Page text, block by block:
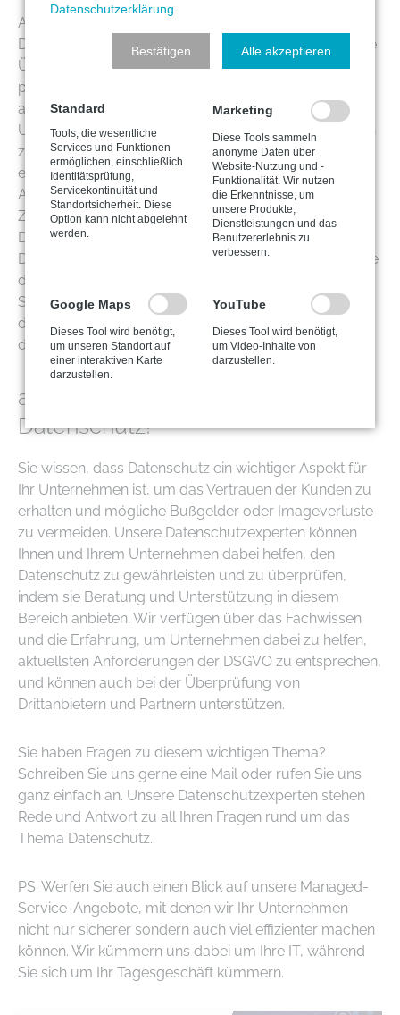
Als verantwortungsvolle und umsichtige
Datenschutzexperten steht selbstverständlich auch die
Überprüfung von Drittanbietern und Partnern, die mit
personenbezogenen Daten des Unternehmens
arbeiten, im Fokus unseres Handelns. Viele
Unternehmen arbeiten mit Drittanbietern oder Partnern
zusammen, um bestimmte Dienstleistungen zu
erbringen. Hierzu zählen unter anderem Cloud-
Anbieter, Marketing- oder Werbeagenturen oder
Zahlungsabwickler wie PayPal, Klarna usw. Diese
Drittanbieter können Zugang zu personenbezogenen
Daten haben und es ist wichtig sicherzustellen, dass sie
den Datenschutzvorschriften entsprechen. IT
Systemhäuser können diese Überprüfungen
durchführen und sicherstellen, dass die Drittanbieter
den Datenschutzanforderungen entsprechen.
aptaro kümmert sich um Ihren
Datenschutz!
Sie wissen, dass Datenschutz ein wichtiger Aspekt für
Ihr Unternehmen ist, um das Vertrauen der Kunden zu
erhalten und mögliche Bußgelder oder Imageverluste
zu vermeiden. Unsere Datenschutzexperten können
Ihnen und Ihrem Unternehmen dabei helfen, den
Datenschutz zu gewährleisten und zu überprüfen,
indem sie Beratung und Unterstützung in diesem
Bereich anbieten. Wir verfügen über das Fachwissen
und die Erfahrung, um Unternehmen dabei zu helfen,
aktuellsten Anforderungen der DSGVO zu entsprechen,
und können auch bei der Überprüfung von
Drittanbietern und Partnern unterstützen.
Sie haben Fragen zu diesem wichtigen Thema?
Schreiben Sie uns gerne eine Mail oder rufen Sie uns
ganz einfach an. Unsere Datenschutzexperten stehen
Rede und Antwort zu all Ihren Fragen rund um das
Thema Datenschutz.
PS: Werfen Sie auch einen Blick auf unsere Managed-
Service-Angebote, mit denen wir Ihr Unternehmen
nicht nur sicherer sondern auch viel effizienter machen
können. Wir kümmern uns dabei um Ihre IT, während
Sie sich um Ihr Tagesgeschäft kümmern.
Datenschutzerklärung
Bestätigen Alle akzeptieren
Standard
Tools, die wesentliche
Services und Funktionen
ermöglichen, einschließlich
Identitätsprüfung,
Servicekontinuität und
Standortsicherheit. Diese
Option kann nicht abgelehnt
werden.
Marketing
Diese Tools sammeln
anonyme Daten über
Website-Nutzung und -
Funktionalität. Wir nutzen
die Erkenntnisse, um
unsere Produkte,
Dienstleistungen und das
Benutzererlebnis zu
verbessern.
Google Maps
Dieses Tool wird benötigt,
um unseren Standort auf
einer interaktiven Karte
darzustellen.
YouTube
Dieses Tool wird benötigt,
um Video-Inhalte von
darzustellen.